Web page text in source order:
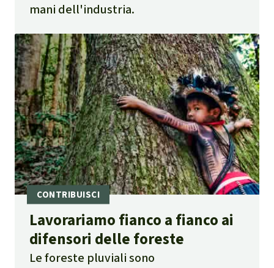
mani dell'industria.
Lavorariamo fianco a fianco ai
difensori delle foreste
Le foreste pluviali sono